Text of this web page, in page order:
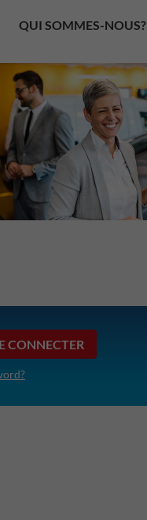
QUI SOMMES-NOUS?
CONNECTER